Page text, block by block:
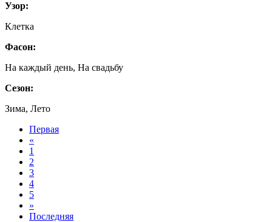
Узор:
Клетка
Фасон:
На каждый день, На свадьбу
Сезон:
Зима, Лето
Первая
«
1
2
3
4
5
»
Последняя